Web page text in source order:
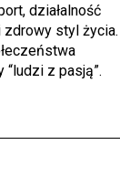
działalność
zdrowy styl życia.
z pasją”.